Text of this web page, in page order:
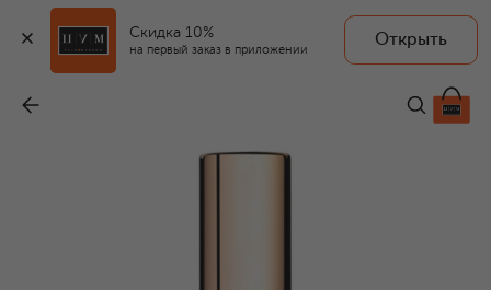
Скидка 10%
на первый заказ в приложении
Открыть
MEMO
37 290 ₽